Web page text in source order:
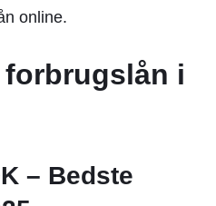
online.
i
– Bedste